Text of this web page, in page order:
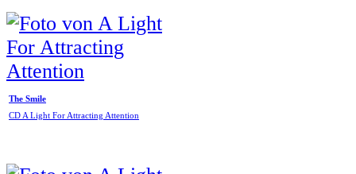
The Smile
CD A Light For Attracting Attention